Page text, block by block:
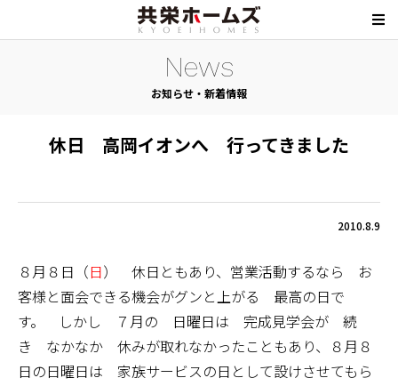
News
お知らせ・新着情報
休日 高岡イオンへ 行ってきました
2010.8.9
８月８日（日） 休日ともあり、営業活動するなら お
客様と面会できる機会がグンと上がる 最高の日で
す。 しかし ７月の 日曜日は 完成見学会が 続
き なかなか 休みが取れなかったこともあり、８月８
日の日曜日は 家族サービスの日として設けさせてもら